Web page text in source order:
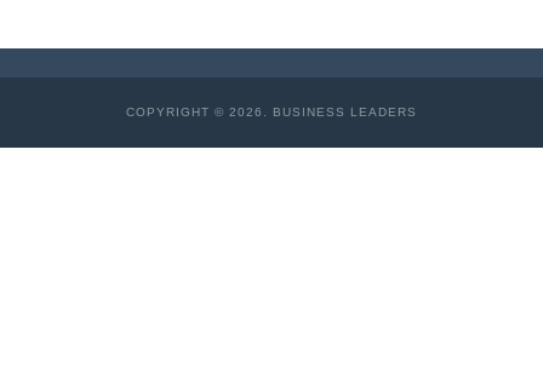
COPYRIGHT © 2026. BUSINESS LEADERS